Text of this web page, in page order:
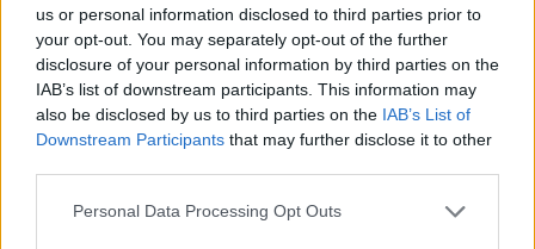
us or personal information disclosed to third parties prior to
your opt-out. You may separately opt-out of the further
disclosure of your personal information by third parties on the
IAB’s list of downstream participants. This information may
also be disclosed by us to third parties on the IAB’s List of
Downstream Participants that may further disclose it to other
Please note that this website/app uses one or more Google
Personal Data Processing Opt Outs